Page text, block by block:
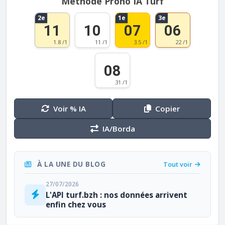
2e
11
1.8 /1
10
11 /1
1e
07
3.5 /1
3e
06
22 /1
08
31 /1
Voir % IA
Copier
IA/Borda
À LA UNE DU BLOG Tout voir
27/07/2026
L'API turf.bzh : nos données arrivent
enfin chez vous